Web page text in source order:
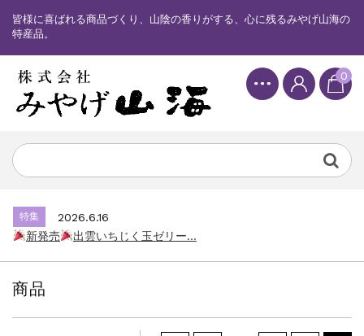
皆様に喜ばれる商品づくり、山陰の香りがする、心に残るみやげ山海の
特産品。
0
カード情報が適切ではありません。「カード...
特集
2026.7.17
特集
2026.6.16
新発売
出雲いちじく玉ゼリー...
特集
商品